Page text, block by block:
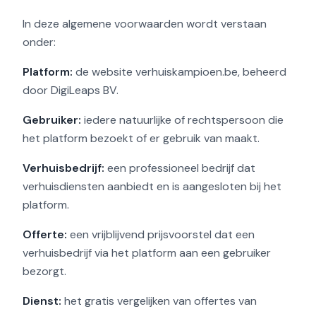
In deze algemene voorwaarden wordt verstaan
onder:
Platform: de website verhuiskampioen.be, beheerd
door DigiLeaps BV.
Gebruiker: iedere natuurlijke of rechtspersoon die
het platform bezoekt of er gebruik van maakt.
Verhuisbedrijf: een professioneel bedrijf dat
verhuisdiensten aanbiedt en is aangesloten bij het
platform.
Offerte: een vrijblijvend prijsvoorstel dat een
verhuisbedrijf via het platform aan een gebruiker
bezorgt.
Dienst: het gratis vergelijken van offertes van